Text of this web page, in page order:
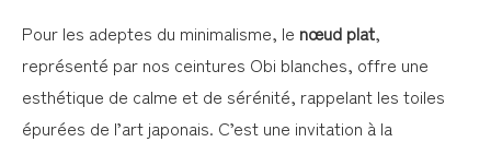
Pour les adeptes du minimalisme, le nœud plat,
représenté par nos ceintures Obi blanches, offre une
esthétique de calme et de sérénité, rappelant les toiles
épurées de l’art japonais. C’est une invitation à la